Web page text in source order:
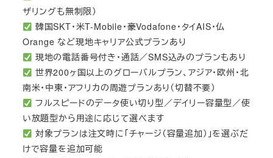
ザリングも無制限）
韓国SKT・米T-Mobile・豪Vodafone・タイAIS・仏
Orange など現地キャリア公式プランあり
現地の電話番号付き・通話／SMS込みのプランもあり
世界200ヶ国以上のグローバルプラン、アジア・欧州・北
南米・中東・アフリカの周遊プランあり（切替不要）
フルスピードのデータ使い切り型／デイリー容量型／使
い放題型から用途に応じて選べます
対象プランは注文時に「チャージ（容量追加）」を選ぶだ
けで容量を追加可能